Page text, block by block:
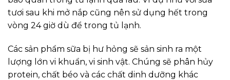
tươi sau khi mở nắp cũng nên sử dụng hết trong
vòng 24 giờ dù để trong tủ lạnh.
Các sản phẩm sữa bị hư hỏng sẽ sản sinh ra một
lượng lớn vi khuẩn, vi sinh vật. Chúng sẽ phân hủy
protein, chất béo và các chất dinh dưỡng khác